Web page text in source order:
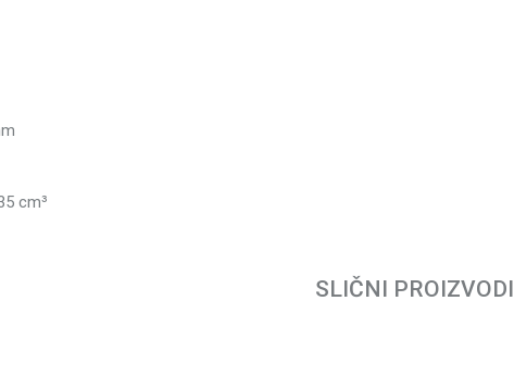
cm³
SLIČNI PROIZVODI